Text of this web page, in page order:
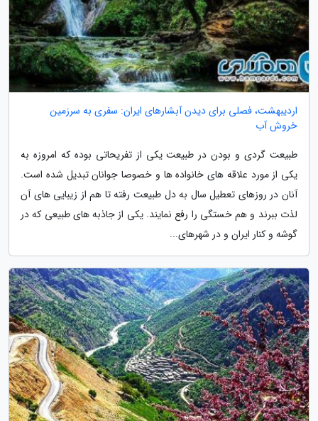
اردیبهشت، فصلی برای دیدن آبشارهای ایران: سفری به سرزمین
خروش آب
طبیعت گردی و بودن در طبیعت یکی از تفریحاتی بوده که امروزه به
یکی از مورد علاقه های خانواده ها و خصوصا جوانان تبدیل شده است.
آنان در روزهای تعطیل سال به دل طبیعت رفته تا هم از زیبایی های آن
لذت ببرند و هم خستگی را رفع نمایند. یکی از جاذبه های طبیعی که در
گوشه و کنار ایران و در شهرهای...